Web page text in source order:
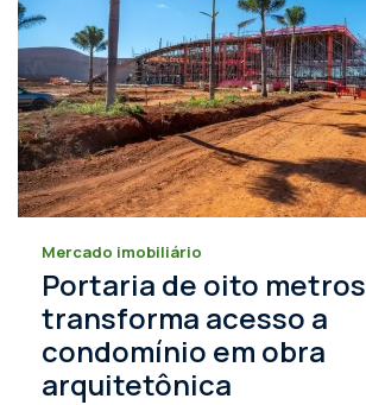
Mercado imobiliário
Portaria de oito metros
transforma acesso a
condomínio em obra
arquitetônica